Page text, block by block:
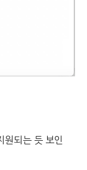
되는 듯 보인